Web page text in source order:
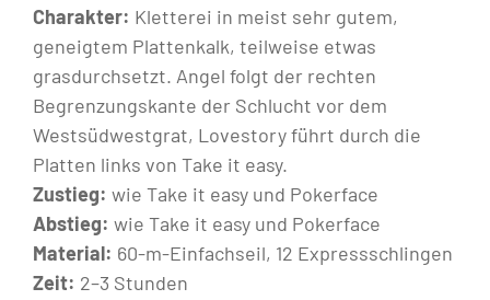
Charakter: Kletterei in meist sehr gutem,
geneigtem Plattenkalk, teilweise etwas
grasdurchsetzt. Angel folgt der rechten
Begrenzungskante der Schlucht vor dem
Westsüdwestgrat, Lovestory führt durch die
Platten links von Take it easy.
Zustieg: wie Take it easy und Pokerface
Abstieg: wie Take it easy und Pokerface
Material: 60-m-Einfachseil, 12 Expressschlingen
Zeit: 2–3 Stunden